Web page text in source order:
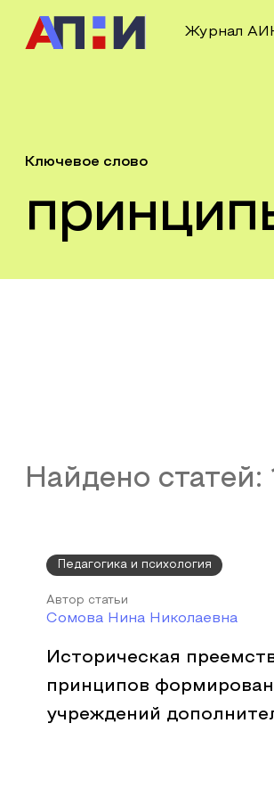
Журнал АИ
Ключевое слово
Найдено статей:
Педагогика и психология
Автор статьи
Сомова Нина Николаевна
Историческая
принципов
учреждений